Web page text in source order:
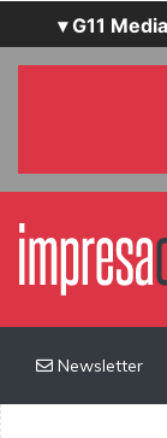
▾ G11
Newsletter